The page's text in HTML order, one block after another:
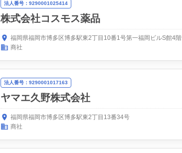
法人番号：9290001025414
株式会社コスモス薬品
福岡県福岡市博多区博多駅東2丁目10番1号第一福岡ビルS館4階
商社
法人番号：9290001017163
ヤマエ久野株式会社
福岡県福岡市博多区博多駅東2丁目13番34号
商社